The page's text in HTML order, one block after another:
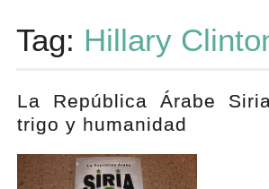
Tag: Hillary
La República Árabe
trigo y humanidad